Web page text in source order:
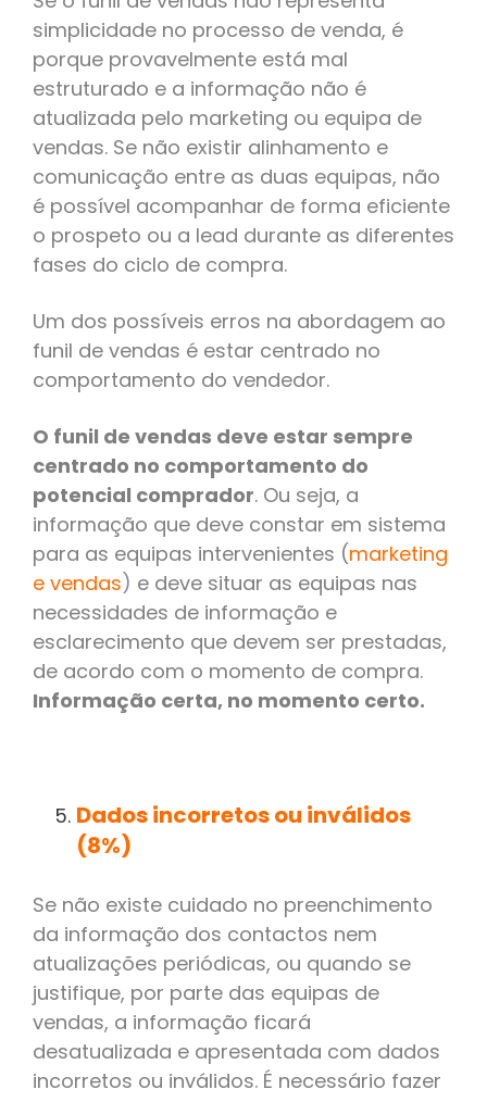
simplicidade no processo de venda, é
porque provavelmente está mal
estruturado e a informação não é
atualizada pelo marketing ou equipa de
vendas. Se não existir alinhamento e
comunicação entre as duas equipas, não
é possível acompanhar de forma eficiente
o prospeto ou a lead durante as diferentes
fases do ciclo de compra.
Um dos possíveis erros na abordagem ao
funil de vendas é estar centrado no
comportamento do vendedor.
O funil de vendas deve estar sempre
centrado no comportamento do
potencial comprador. Ou seja, a
informação que deve constar em sistema
para as equipas intervenientes (marketing
e vendas) e deve situar as equipas nas
necessidades de informação e
esclarecimento que devem ser prestadas,
de acordo com o momento de compra.
Informação certa, no momento certo.
Dados incorretos ou inválidos
(8%)
Se não existe cuidado no preenchimento
da informação dos contactos nem
atualizações periódicas, ou quando se
justifique, por parte das equipas de
vendas, a informação ficará
desatualizada e apresentada com dados
incorretos ou inválidos. É necessário fazer